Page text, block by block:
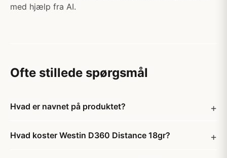
med hjælp fra AI.
Ofte stillede spørgsmål
Hvad er navnet på produktet?
Hvad koster Westin D360 Distance 18gr?